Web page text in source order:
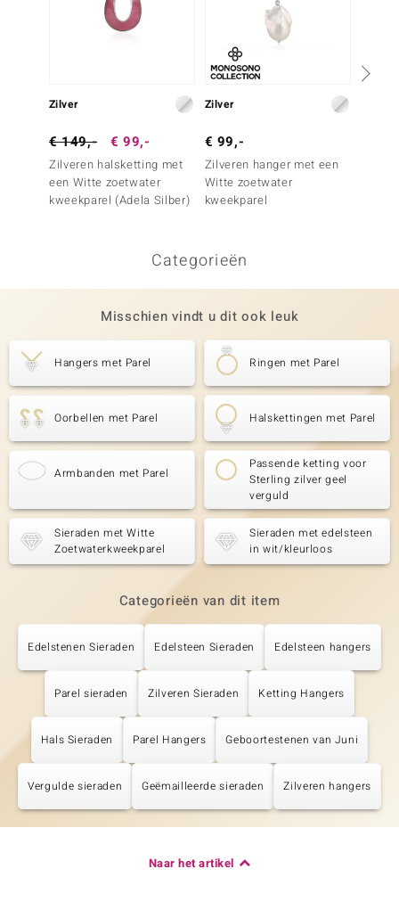
Zilver
€ 149,- € 99,-
Zilveren halsketting met
een Witte zoetwater
kweekparel (Adela Silber)
Zilver
€ 99,-
Zilveren hanger met een
Witte zoetwater
kweekparel
Categorieën
Misschien vindt u dit ook leuk
Hangers met Parel Ringen met Parel
Oorbellen met Parel Halskettingen met Parel
Armbanden met Parel
Passende ketting voor
Sterling zilver geel
verguld
Sieraden met Witte
Zoetwaterkweekparel
Sieraden met edelsteen
in wit/kleurloos
Categorieën van dit item
Edelstenen Sieraden Edelsteen Sieraden Edelsteen hangers
Parel sieraden Zilveren Sieraden Ketting Hangers
Hals Sieraden Parel Hangers Geboortestenen van Juni
Vergulde sieraden Geëmailleerde sieraden Zilveren hangers
Naar het artikel